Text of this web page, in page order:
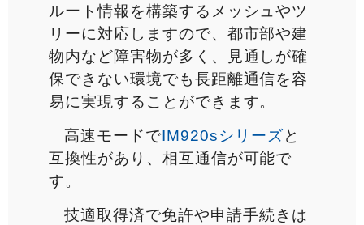
ルート情報を構築するメッシュやツ
リーに対応しますので、都市部や建
物内など障害物が多く、見通しが確
保できない環境でも長距離通信を容
易に実現することができます。
高速モードでIM920sシリーズと
互換性があり、相互通信が可能で
す。
技適取得済で免許や申請手続きは